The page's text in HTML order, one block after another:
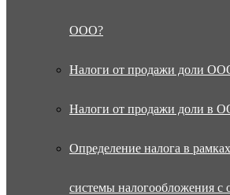
ООО?
Налоги от продажи доли
Налоги от продажи доли в
Определение налога в
системы налогообложения с